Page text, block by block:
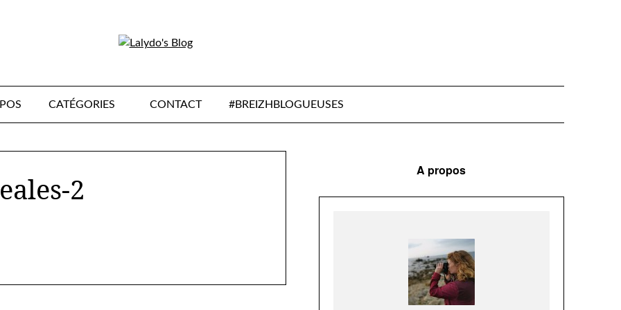
CATÉGORIES CONTACT #BREIZHBLOGUEUSES
2
A propos